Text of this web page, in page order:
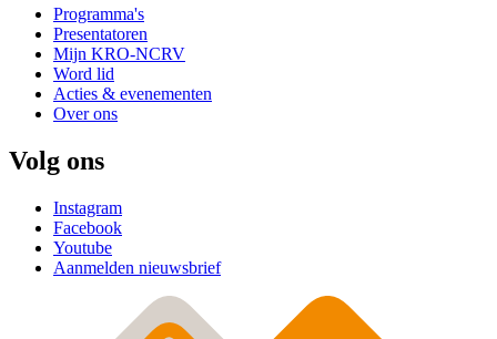
Programma's
Presentatoren
Mijn KRO-NCRV
Word lid
Acties & evenementen
Over ons
Volg ons
Instagram
Facebook
Youtube
Aanmelden nieuwsbrief